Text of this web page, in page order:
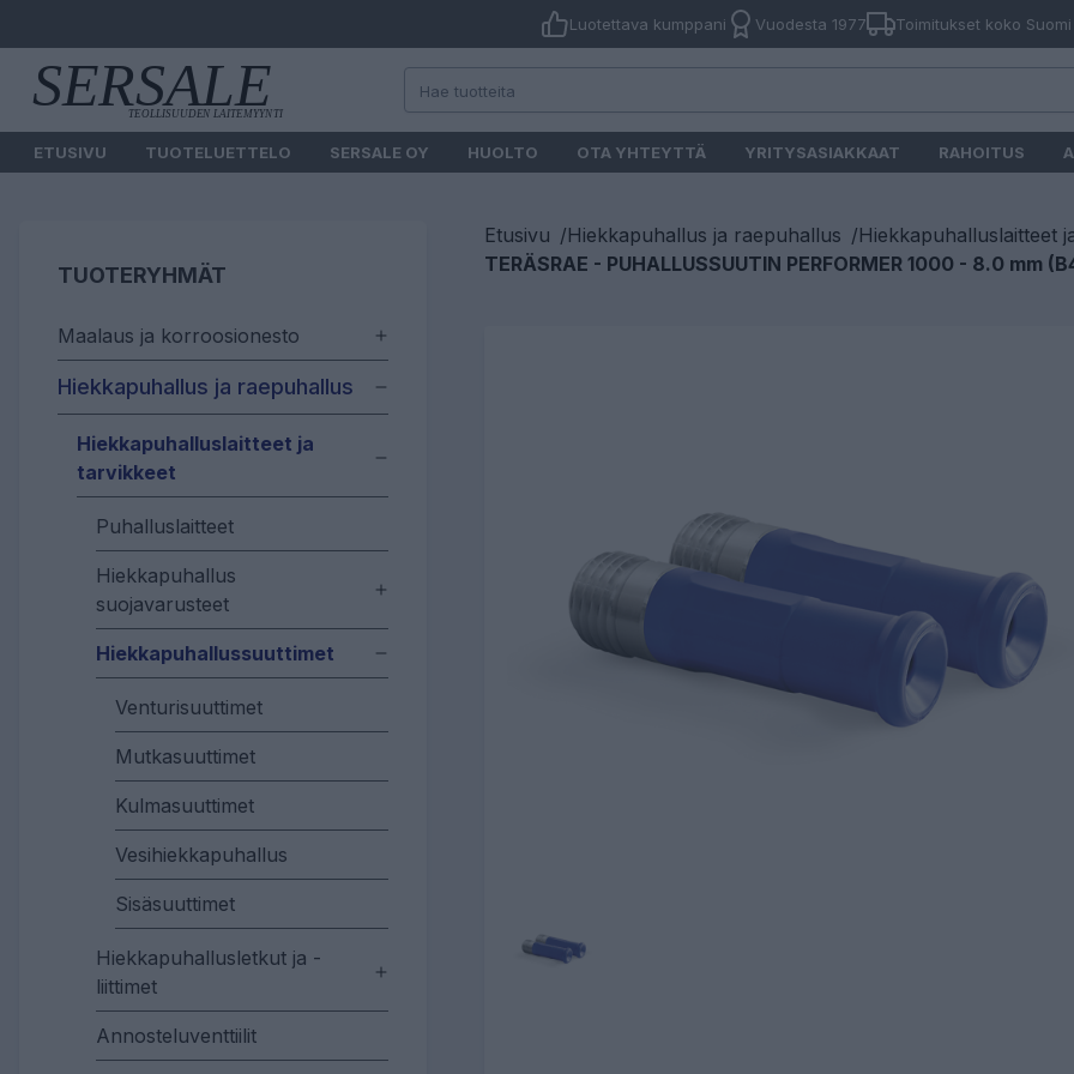
Luotettava kumppani Vuodesta 1977 Toimitukset koko Suomi
ETUSIVU TUOTELUETTELO SERSALE OY HUOLTO OTA YHTEYTTÄ YRITYSASIAKKAAT RAHOITUS
TUOTERYHMÄT
Maalaus ja korroosionesto
Hiekkapuhallus ja raepuhallus
Hiekkapuhalluslaitteet ja
tarvikkeet
Puhalluslaitteet
Hiekkapuhallus
suojavarusteet
Hiekkapuhallussuuttimet
Venturisuuttimet
Mutkasuuttimet
Kulmasuuttimet
Vesihiekkapuhallus
Sisäsuuttimet
Hiekkapuhallusletkut ja -
liittimet
Annosteluventtiilit
Etusivu /Hiekkapuhallus ja raepuhallus /Hiekkapuhalluslaitteet
TERÄSRAE - PUHALLUSSUUTIN PERFORMER 1000 - 8.0 mm